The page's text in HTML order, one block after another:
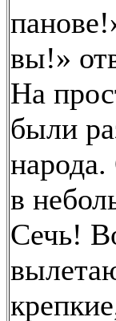
вы!»
На
были
в
Сечь!